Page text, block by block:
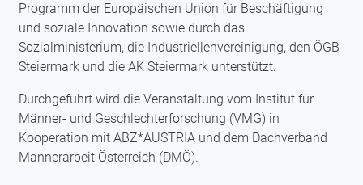
Programm der Europäischen Union für Beschäftigung
und soziale Innovation sowie durch das
Sozialministerium, die Industriellenvereinigung, den ÖGB
Steiermark und die AK Steiermark unterstützt.
Durchgeführt wird die Veranstaltung vom Institut für
Männer- und Geschlechterforschung (VMG) in
Kooperation mit ABZ*AUSTRIA und dem Dachverband
Männerarbeit Österreich (DMÖ).